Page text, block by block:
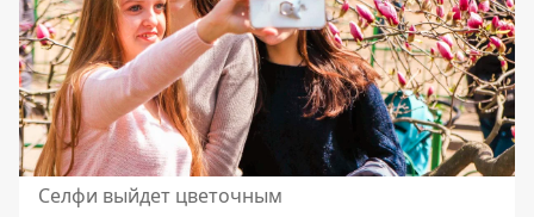
Селфи выйдет цветочным